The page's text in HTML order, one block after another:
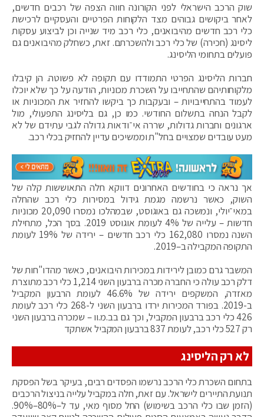
שוק הרכב הישראלי לפני הקורונה חווה הצפה של רכבים חדשים,
לאחר ביקושים גבוהים מצד הלקוחות הפרטיים והעסקיים לרכישת
כלי רכב חדשים מהיבואנים, כלי רכב מיד שנייה וכן לביצוע עסקות
ליסינג (חכירה) של כלי רכב ולהשכרתם. זאת, כשחלק מהיבואנים גם
פועלים בתחומי הליסינג.
חברות הליסינג הפרטי התמודדו עם תקופה לא פשוטה. הן קיבלו
מלקוחותיהם שהתחייבו על השכרת מכוניות, הודעה על כך שלא יוכלו
לעמוד בהתחייבויות – ובעקבות כך ביקשו להחזיר את המכוניות או
לקבל הנחה בתשלום החודשי. כמו כן, גם בליסינג התפעולי, מול
ארגונים וחברות גדולות, שררה אי־ודאות גדולה לגבי עתידם של לא
מעט עובדים שמצויים בחל"ת וממשיכים עדיין להחזיק בכלי רכב.
אך נראה כי בחודשים האחרונים דווקא חלה התאוששות קלה של
השוק, כאשר נרשמה מגמת גידול במסירות כלי רכב שהחלה
במאי־יולי, ונמשכה גם באוגוסט, שבמהלכו נמסרו 20,090 מכוניות
חדשות – עלייה של 4% לעומת אוגוסט 2019. בסך הכל, מתחילת
השנה נמסרו 162,080 כלי רכב חדשים – ירידה של 19% לעומת
התקופה המקבילה ב–2019.
המשבר גרם כמובן לירידות במכירות היבואנים, כאשר מהדו"חות של
דלק רכב עולה כי החברה מכרה ברבעון השני 1,214 כלי רכב מתוצרת
מאזדה, המשקפים ירידה של 46.6% לעומת הרבעון המקביל
ב-2019. בפורד המכירות ירדו ברבעון השני ל-268 כלי רכב לעומת
426 כלי רכב ברבעון המקביל, וכך גם בב.מ.וו – שמכרה ברבעון השני
רק 527 כלי רכב, לעומת 837 ברבעון המקביל אשתקד
לא רק הליסינג
בתחום השכרת כלי הרכב נרשמו הפסדים רבים, בעיקר בשל הפסקת
תנועת התיירים לישראל. עם זאת, חלה במקביל עלייה בניצול הרכבים
(הזמן שבו כלי הרכב בשימוש) החל מסוף מאי, עד ל–80%–90%.